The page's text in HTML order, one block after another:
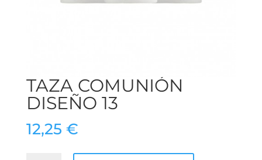
TAZA COMUNIÓN
DISEÑO 13
12,25 €